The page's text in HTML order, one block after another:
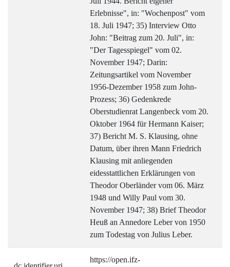
Erlebnisse", in: "Wochenpost" vom
18. Juli 1947; 35) Interview Otto
John: "Beitrag zum 20. Juli", in:
"Der Tagesspiegel" vom 02.
November 1947; Darin:
Zeitungsartikel vom November
1956-Dezember 1958 zum John-
Prozess; 36) Gedenkrede
Oberstudienrat Langenbeck vom 20.
Oktober 1964 für Hermann Kaiser;
37) Bericht M. S. Klausing, ohne
Datum, über ihren Mann Friedrich
Klausing mit anliegenden
eidesstattlichen Erklärungen von
Theodor Oberländer vom 06. März
1948 und Willy Paul vom 30.
November 1947; 38) Brief Theodor
Heuß an Annedore Leber von 1950
zum Todestag von Julius Leber.
https://open.ifz-